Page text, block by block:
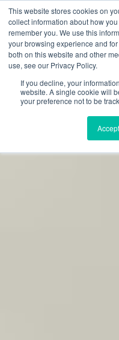
This website stores cookies on
collect information about how
remember you. We use this
your browsing experience and
both on this website and other
use, see our Privacy Policy.
If you decline, your
website. A single cookie will
your preference not to be
Accept
RICERCA